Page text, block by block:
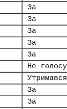
За
За
За
За
За
Не
Утримався
За
За